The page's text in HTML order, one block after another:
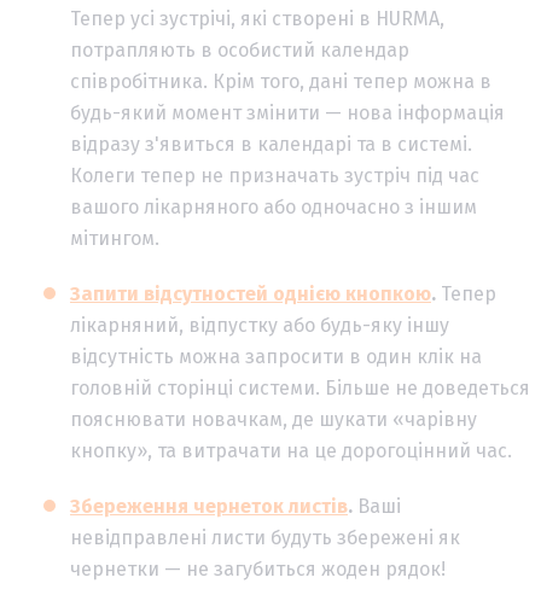
Тепер усі зустрічі, які створені в HURMA,
потрапляють в особистий календар
співробітника. Крім того, дані тепер можна в
будь-який момент змінити — нова інформація
відразу з'явиться в календарі та в системі.
Колеги тепер не призначать зустріч під час
вашого лікарняного або одночасно з іншим
мітингом.
Запити відсутностей однією кнопкою. Тепер
лікарняний, відпустку або будь-яку іншу
відсутність можна запросити в один клік на
головній сторінці системи. Більше не доведеться
пояснювати новачкам, де шукати «чарівну
кнопку», та витрачати на це дорогоцінний час.
Збереження чернеток листів. Ваші
невідправлені листи будуть збережені як
чернетки — не загубиться жоден рядок!